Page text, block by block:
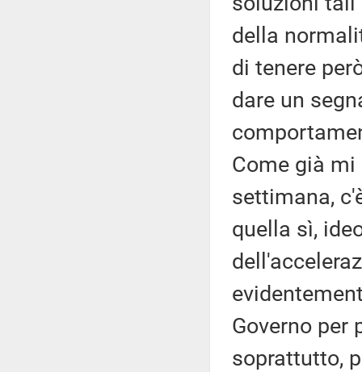
della
di tenere
dare un
Come già
settimana,
quella sì,
Governo per
soprattutto,